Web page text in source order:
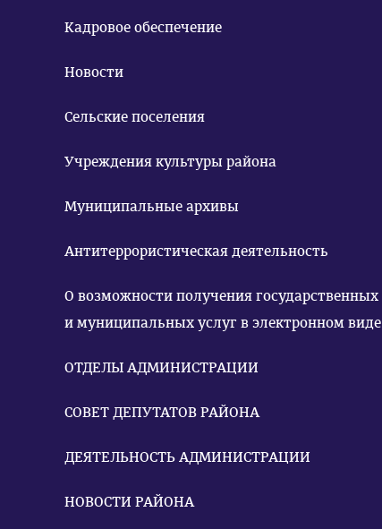
Кадровое обеспечение
Новости
Сельские поселения
Учреждения культуры района
Муниципальные архивы
Антитеррористическая деятельность
О возможности получения государственных
и муниципальных услуг в электронном виде
ОТДЕЛЫ АДМИНИСТРАЦИИ
СОВЕТ ДЕПУТАТОВ РАЙОНА
ДЕЯТЕЛЬНОСТЬ АДМИНИСТРАЦИИ
НОВОСТИ РАЙОНА